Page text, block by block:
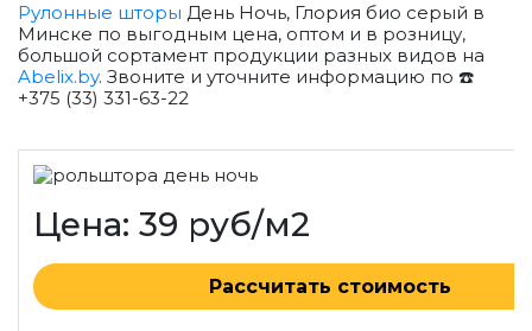
Рулонные шторы День Ночь, Глория био серый в
Минске по выгодным цена, оптом и в розницу,
большой сортамент продукции разных видов на
Abelix.by. Звоните и уточните информацию по ☎️
+375 (33) 331-63-22
Цена: 39 руб/м2
Рассчитать стоимость